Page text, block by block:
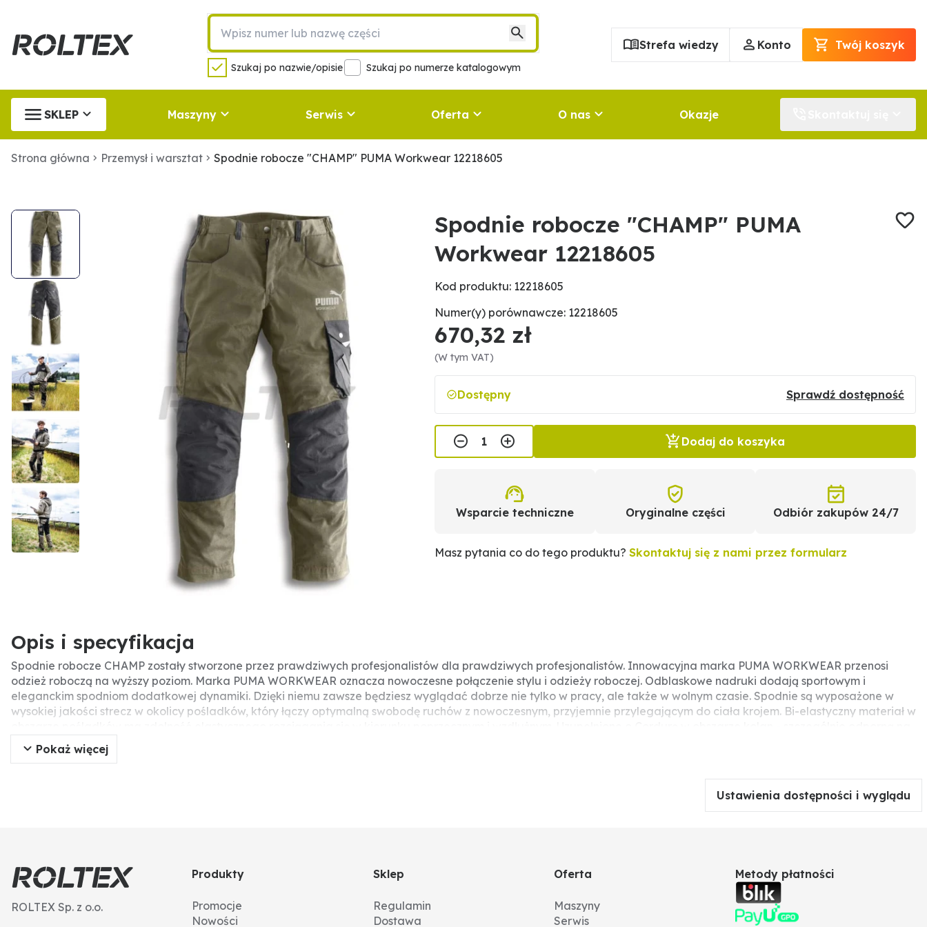
Szukaj po nazwie/opisie Szukaj po numerze katalogowym
Strefa wiedzy Konto Twój koszyk
SKLEP Maszyny Serwis Oferta O nas Okazje
Strona główna Przemysł i warsztat Spodnie robocze "CHAMP" PUMA Workwear 12218605
Spodnie robocze "CHAMP" PUMA
Workwear 12218605
Kod produktu: 12218605
Numer(y) porównawcze: 12218605
670,32 zł
(W tym VAT)
Dostępny Sprawdź dostępność
Dodaj do koszyka
Wsparcie techniczne Oryginalne części Odbiór zakupów 24/7
Masz pytania co do tego produktu?Skontaktuj się z nami przez formularz
Opis i specyfikacja
Spodnie robocze CHAMP zostały stworzone przez prawdziwych profesjonalistów dla prawdziwych profesjonalistów. Innowacyjna marka PUMA WORKWEAR przenosi
odzież roboczą na wyższy poziom. Marka PUMA WORKWEAR oznacza nowoczesne połączenie stylu i odzieży roboczej. Odblaskowe nadruki dodają sportowym i
eleganckim spodniom dodatkowej dynamiki. Dzięki niemu zawsze będziesz wyglądać dobrze nie tylko w pracy, ale także w wolnym czasie. Spodnie są wyposażone w
wysokiej jakości strecz w okolicy pośladków, który łączy optymalną swobodę ruchów z nowoczesnym, przyjemnie przylegającym do ciała krojem. Bi-elastyczny materiał w
rozdarcia tkaninę nylonową - nic nie stoi na przeszkodzie w codziennym użytkowaniu. W celu zapewnienia, aby wiele narzędzi było zawsze pod ręką, spodnie te
posiadają wiele kieszeni. 2 przednie kieszenie, 2 tylne kieszenie z patkami z tyłu, duża kieszeń cargo z przegrodami na długopisy i oczywiście kieszeń na metrówkę i nóż.
System easy-long umożliwia łatwe wydłużanie spodni. Po poluzowaniu czerwonej nitki u dołu, spodnie można łatwo wydłużyć o 4 cm. Pomysłowe, ponieważ nie
Pokaż więcej
Ustawienia dostępności i wyglądu
ROLTEX Sp. z o.o.
Produkty
Promocje
Nowości
Sklep
Regulamin
Dostawa
Oferta
Maszyny
Serwis
Metody płatności